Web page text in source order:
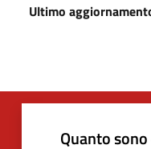
Ultimo
Quanto